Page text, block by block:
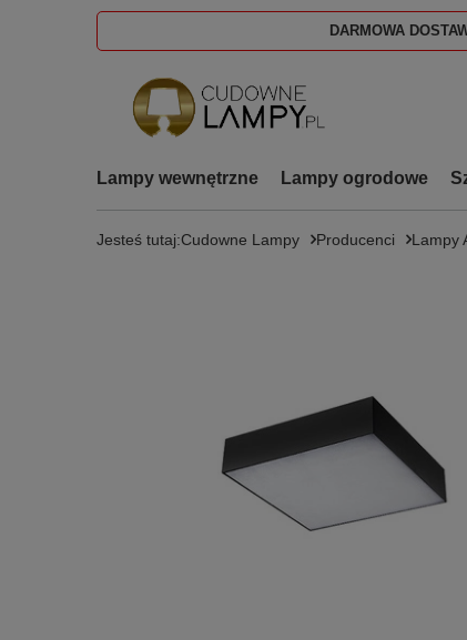
DARMOWA
Lampy wewnętrzne Lampy ogrodowe
Jesteś tutaj:Cudowne Lampy Producenci Lampy